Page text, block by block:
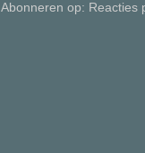
Abonneren op: Reacties